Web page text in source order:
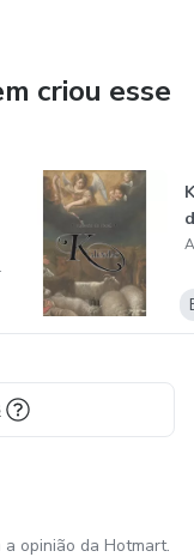
criou esse
opinião da Hotmart.